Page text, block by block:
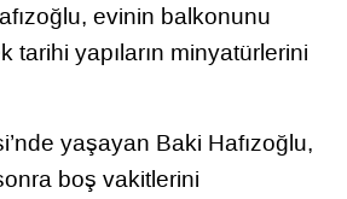
evinin balkonunu
tarihi yapıların minyatürlerini
yaşayan Baki Hafızoğlu,
boş vakitlerini